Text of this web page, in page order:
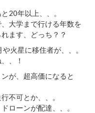
20年以上、、。
大学まで行ける年数を
ます、どっち？？
火星に移住者が、、。
、！
が、超高価になると
不可とか、、。
ローンが配達、、。